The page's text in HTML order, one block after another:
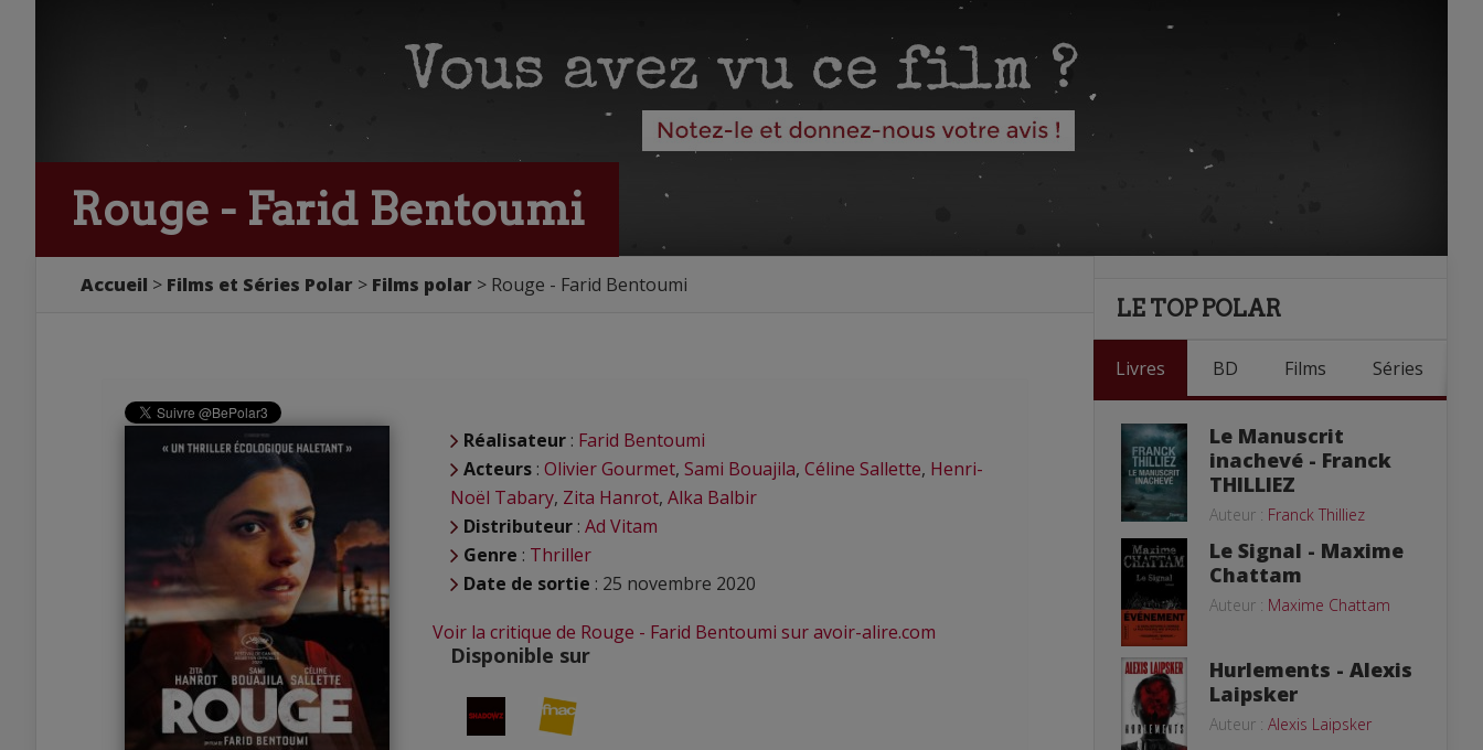
Rouge - Farid Bentoumi
Accueil Films et Séries Polar Films polar Rouge - Farid Bentoumi
Réalisateur : Farid Bentoumi
Acteurs : Olivier Gourmet, Sami Bouajila, Céline Sallette, Henri-
Noël Tabary, Zita Hanrot, Alka Balbir
Distributeur : Ad Vitam
Genre : Thriller
Date de sortie : 25 novembre 2020
Voir la critique de Rouge - Farid Bentoumi sur avoir-alire.com
Disponible sur
LE TOP POLAR
Livres BD Films Séries
Le Manuscrit
inachevé - Franck
THILLIEZ
Auteur : Franck Thilliez
Le Signal - Maxime
Chattam
Auteur : Maxime Chattam
Hurlements - Alexis
Laipsker
Auteur : Alexis Laipsker